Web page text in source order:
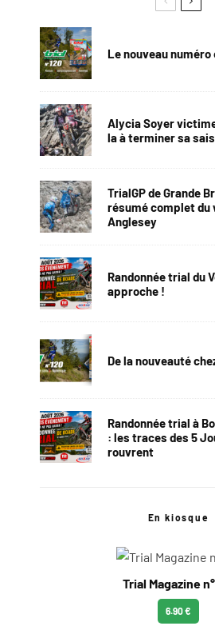
Le nouveau
Alycia Soyer
la à terminer sa
TrialGP de Grande
résumé complet du
Anglesey
Randonnée trial du
approche !
De la nouveauté
Randonnée trial à
: les traces des 5
rouvrent
En kiosque
Trial Magazine
6.90 €